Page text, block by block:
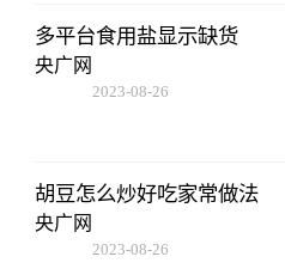
多平台食用盐显示缺货
央广网
2023-08-26
胡豆怎么炒好吃家常做法
央广网
2023-08-26